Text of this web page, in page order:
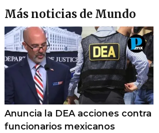
Más noticias de Mundo
Anuncia la DEA acciones contra
funcionarios mexicanos